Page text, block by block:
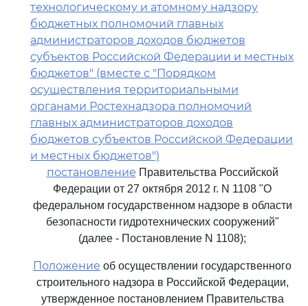
технологическому и атомному надзору
бюджетных полномочий главных
администраторов доходов бюджетов
субъектов Российской Федерации и местных
бюджетов" (вместе с "Порядком
осуществления территориальными
органами Ростехнадзора полномочий
главных администраторов доходов
бюджетов субъектов Российской Федерации
и местных бюджетов")
постановление Правительства Российской
Федерации от 27 октября 2012 г. N 1108 "О
федеральном государственном надзоре в области
безопасности гидротехнических сооружений"
(далее - Постановление N 1108);
Положение об осуществлении государственного
строительного надзора в Российской Федерации,
утвержденное постановлением Правительства